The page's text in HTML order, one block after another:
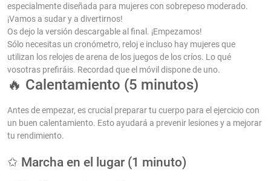
especialmente diseñada para mujeres con sobrepeso moderado.
¡Vamos a sudar y a divertirnos!
Os dejo la versión descargable al final. ¡Empezamos!
Sólo necesitas un cronómetro, reloj e incluso hay mujeres que
utilizan los relojes de arena de los juegos de los críos. Lo qué
vosotras prefiráis. Recordad que el móvil dispone de uno.
🔥 Calentamiento (5 minutos)
Antes de empezar, es crucial preparar tu cuerpo para el ejercicio con
un buen calentamiento. Esto ayudará a prevenir lesiones y a mejorar
tu rendimiento.
✩ Marcha en el lugar (1 minuto)